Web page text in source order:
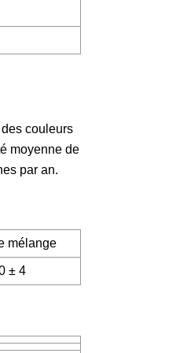
couleurs
moyenne de
par an.
mélange
± 4